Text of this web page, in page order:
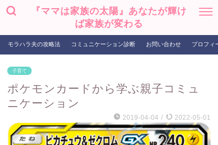
『ママは家族の太陽』あなたが輝け
ば家族が変わる
モラハラ夫の攻略法 コミュニケーション診断 お問い合わせ プロフィ
子育て
ポケモンカードから学ぶ親子コミュ
ニケーション
2019-04-04 / 2022-05-01